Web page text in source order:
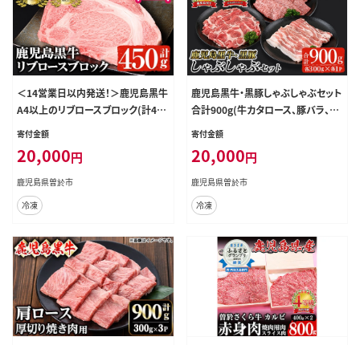
＜14営業日以内発送！＞鹿児島黒牛
A4以上のリブロースブロック(計450
g)国産黒毛和牛A4【佐多精肉店】C1
寄付金額
20,000円
鹿児島県曽於市
冷凍
鹿児島黒牛・黒豚しゃぶしゃぶセット
合計900g(牛カタロース、豚バラ、豚
カタロース各300g)【Ｋ-207】黒毛和
協同組合】A325-v01
寄付金額
20,000円
鹿児島県曽於市
冷凍